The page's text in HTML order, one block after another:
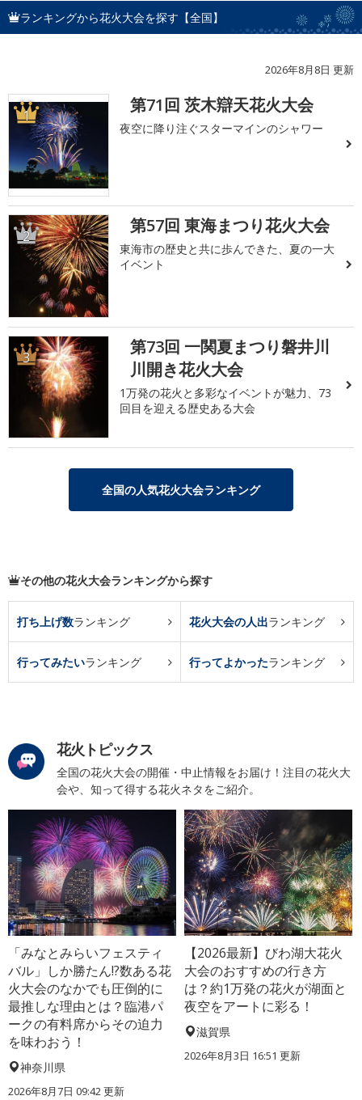
ランキングから花火大会を探す【全国】
2026年8月8日 更新
1 第71回 茨木辯天花火大会
夜空に降り注ぐスターマインのシャワー
2 第57回 東海まつり花火大会
東海市の歴史と共に歩んできた、夏の一大
イベント
3
第73回 一関夏まつり磐井川
川開き花火大会
1万発の花火と多彩なイベントが魅力、73
回目を迎える歴史ある大会
全国の人気花火大会ランキング
その他の花火大会ランキングから探す
打ち上げ数ランキング 花火大会の人出ランキング
行ってみたいランキング 行ってよかったランキング
花火トピックス
全国の花火大会の開催・中止情報をお届け！注目の花火大
会や、知って得する花火ネタをご紹介。
「みなとみらいフェスティ
バル」しか勝たん!?数ある花
火大会のなかでも圧倒的に
最推しな理由とは？臨港パ
ークの有料席からその迫力
を味わおう！
神奈川県
2026年8月7日 09:42 更新
【2026最新】びわ湖大花火
大会のおすすめの行き方
は？約1万発の花火が湖面と
夜空をアートに彩る！
滋賀県
2026年8月3日 16:51 更新